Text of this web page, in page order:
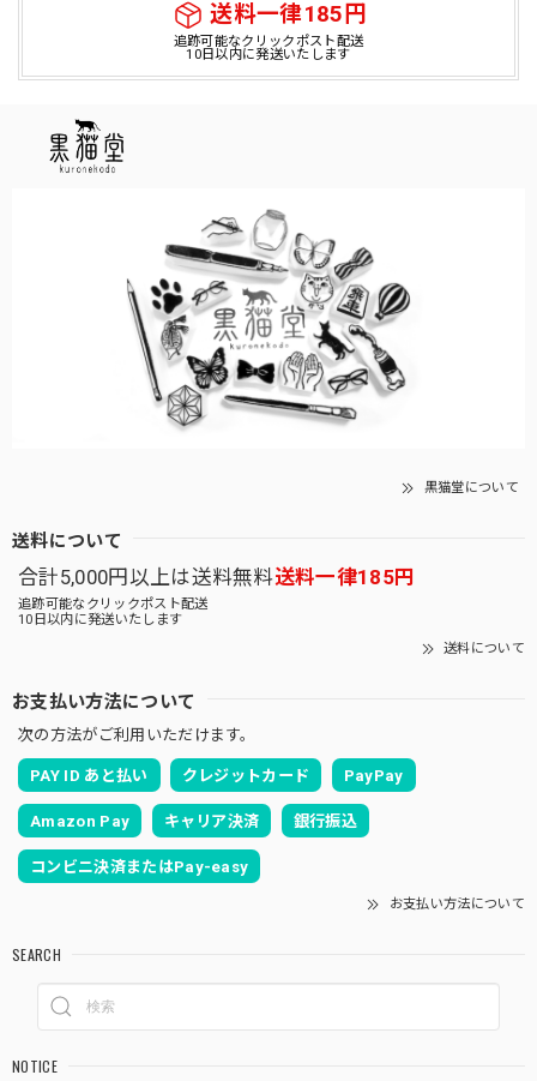
送料一律185円
追跡可能なクリックポスト配送
10日以内に発送いたします
黒猫堂について
送料について
合計5,000円以上は送料無料送料一律185円
追跡可能なクリックポスト配送
10日以内に発送いたします
送料について
お支払い方法について
次の方法がご利用いただけます。
PAY ID あと払い クレジットカード PayPay
Amazon Pay キャリア決済 銀行振込
コンビニ決済またはPay-easy
お支払い方法について
SEARCH
NOTICE